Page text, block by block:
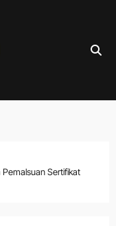
Sertifikat